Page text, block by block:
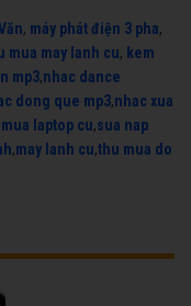
, máy phát điện 3 pha,
mua may lanh cu, kem
mp3,nhac dance
dong que mp3,nhac xua
laptop cu,sua nap
,may lanh cu,thu mua do